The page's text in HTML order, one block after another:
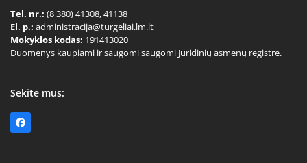
Tel. nr.: (8 380) 41308, 41138
El. p.: administracija@turgeliai.lm.lt
Mokyklos kodas: 191413020
Duomenys kaupiami ir saugomi saugomi Juridinių asmenų registre.
Sekite mus:
Facebook